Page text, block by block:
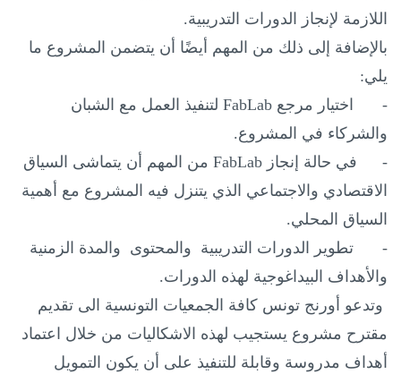
اللازمة لإنجاز الدورات التدريبية.
بالإضافة إلى ذلك من المهم أيضًا أن يتضمن المشروع ما
يلي:
-
اختيار مرجع FabLab لتنفيذ العمل مع الشبان
والشركاء في المشروع.
-
في حالة إنجاز FabLab من المهم أن يتماشى السياق
الاقتصادي والاجتماعي الذي يتنزل فيه المشروع مع أهمية
السياق المحلي.
-
تطوير الدورات التدريبية والمحتوى والمدة الزمنية
والأهداف البيداغوجية لهذه الدورات.
وتدعو أورنج تونس كافة الجمعيات التونسية الى تقديم
مقترح مشروع يستجيب لهذه الاشكاليات من خلال اعتماد
أهداف مدروسة وقابلة للتنفيذ على أن يكون التمويل